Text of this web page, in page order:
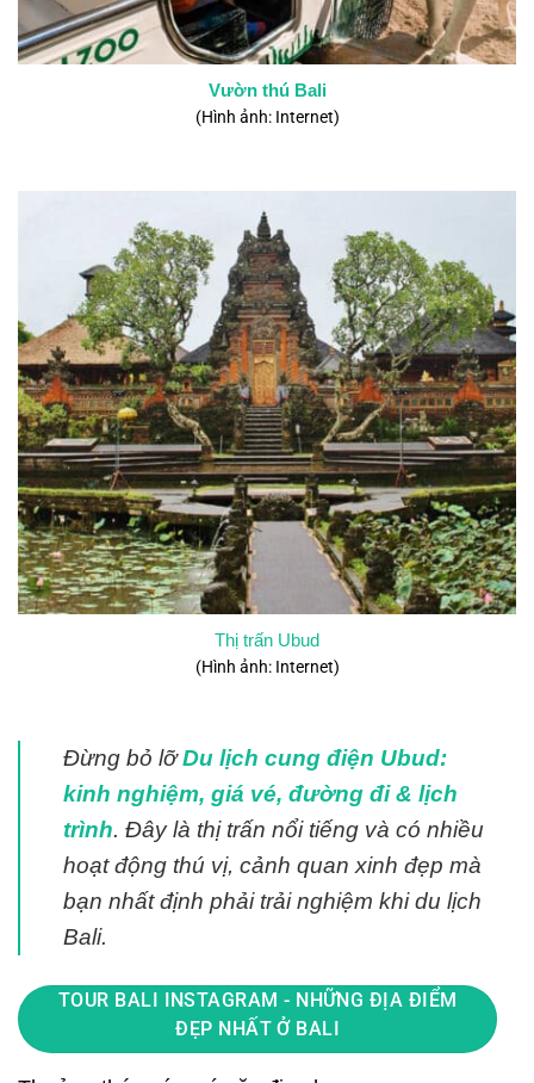
Vườn thú Bali
(Hình ảnh: Internet)
Thị trấn Ubud
(Hình ảnh: Internet)
Đừng bỏ lỡDu lịch cung điện Ubud:
kinh nghiệm, giá vé, đường đi & lịch
trình. Đây là thị trấn nổi tiếng và có nhiều
hoạt động thú vị, cảnh quan xinh đẹp mà
bạn nhất định phải trải nghiệm khi du lịch
Bali.
TOUR BALI INSTAGRAM - NHỮNG ĐỊA ĐIỂM
ĐẸP NHẤT Ở BALI